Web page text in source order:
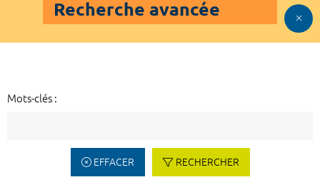
Recherche avancée
Mots-clés :
EFFACER RECHERCHER